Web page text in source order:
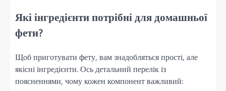
Які інгредієнти потрібні для домашньої
фети?
Щоб приготувати фету, вам знадобляться прості, але
якісні інгредієнти. Ось детальний перелік із
поясненнями, чому кожен компонент важливий: